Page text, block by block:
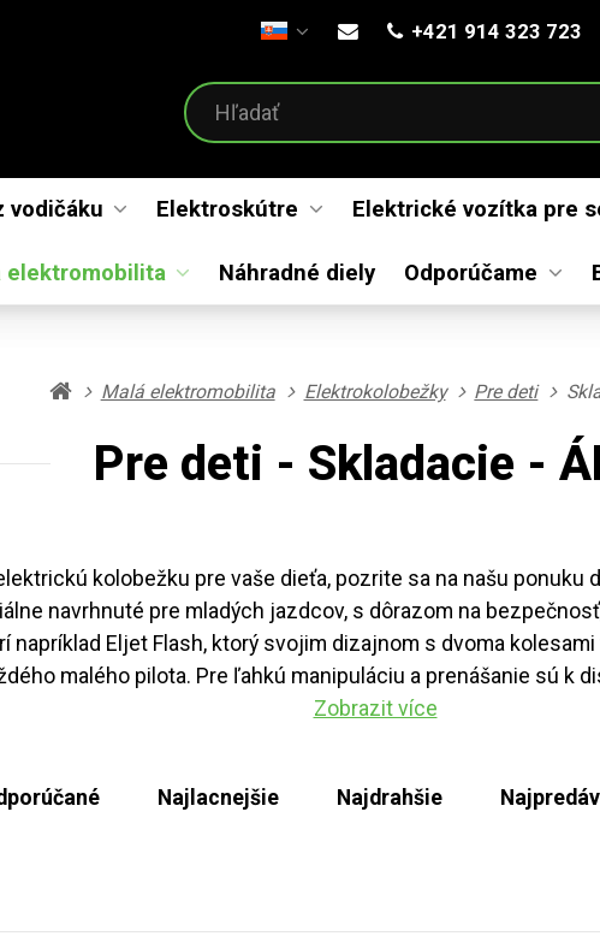
Otvoriť menu
+421 914 323 723
vodičáku Elektroskútre Elektrické vozítka pre
elektromobilita Náhradné diely Odporúčame
Malá elektromobilita Elektrokolobežky Pre deti
Pre deti - Skladacie -
kolobežku pre vaše dieťa, pozrite sa na našu ponuku
navrhnuté pre mladých jazdcov, s dôrazom na
napríklad Eljet Flash, ktorý svojim dizajnom s dvoma
malého pilota. Pre ľahkú manipuláciu a prenášanie sú k
Zobrazit více
Najlacnejšie Najdrahšie